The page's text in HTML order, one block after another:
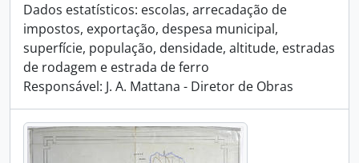
Dados estatísticos: escolas, arrecadação de
impostos, exportação, despesa municipal,
superfície, população, densidade, altitude, estradas
de rodagem e estrada de ferro
Responsável: J. A. Mattana - Diretor de Obras